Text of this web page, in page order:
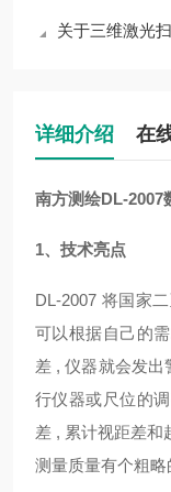
关于三维激光
详细介绍 在
南方测绘DL-2007
1、技术亮点
DL-2007 将国家
可以根据自己的
差 , 仪器就会发出
行仪器或尺位的
差 , 累计视距差和
测量质量有个粗略